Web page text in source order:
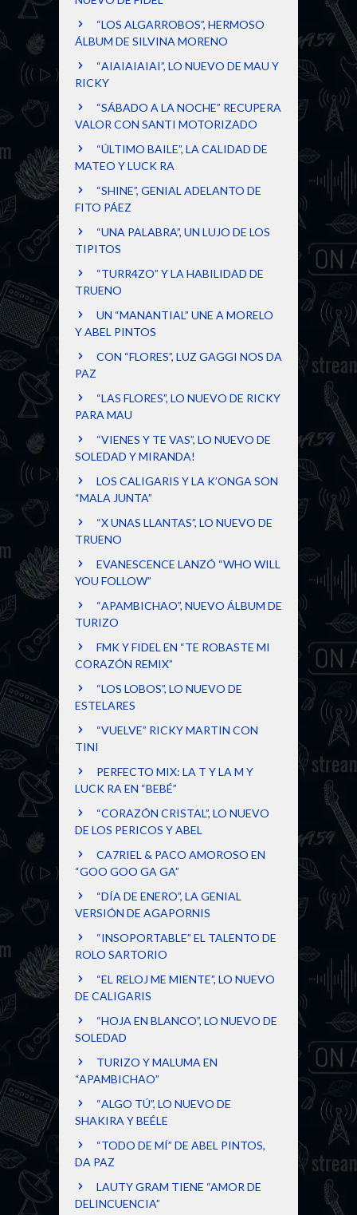
“LOS ALGARROBOS”, HERMOSO
ÁLBUM DE SILVINA MORENO
“AIAIAIAIAI”, LO NUEVO DE MAU Y
RICKY
“SÁBADO A LA NOCHE” RECUPERA
VALOR CON SANTI MOTORIZADO
“ÚLTIMO BAILE”, LA CALIDAD DE
MATEO Y LUCK RA
“SHINE”, GENIAL ADELANTO DE
FITO PÁEZ
“UNA PALABRA”, UN LUJO DE LOS
TIPITOS
“TURR4ZO” Y LA HABILIDAD DE
TRUENO
UN “MANANTIAL” UNE A MORELO
Y ABEL PINTOS
CON “FLORES”, LUZ GAGGI NOS DA
PAZ
“LAS FLORES”, LO NUEVO DE RICKY
PARA MAU
“VIENES Y TE VAS”, LO NUEVO DE
SOLEDAD Y MIRANDA!
LOS CALIGARIS Y LA K’ONGA SON
“MALA JUNTA”
“X UNAS LLANTAS”, LO NUEVO DE
TRUENO
EVANESCENCE LANZÓ “WHO WILL
YOU FOLLOW”
“APAMBICHAO”, NUEVO ÁLBUM DE
TURIZO
FMK Y FIDEL EN “TE ROBASTE MI
CORAZÓN REMIX”
“LOS LOBOS”, LO NUEVO DE
ESTELARES
“VUELVE” RICKY MARTIN CON
TINI
PERFECTO MIX: LA T Y LA M Y
LUCK RA EN “BEBÉ”
“CORAZÓN CRISTAL”, LO NUEVO
DE LOS PERICOS Y ABEL
CA7RIEL & PACO AMOROSO EN
“GOO GOO GA GA”
“DÍA DE ENERO”, LA GENIAL
VERSIÓN DE AGAPORNIS
“INSOPORTABLE” EL TALENTO DE
ROLO SARTORIO
“EL RELOJ ME MIENTE”, LO NUEVO
DE CALIGARIS
“HOJA EN BLANCO”, LO NUEVO DE
SOLEDAD
TURIZO Y MALUMA EN
“APAMBICHAO”
“ALGO TÚ”, LO NUEVO DE
SHAKIRA Y BEÉLE
“TODO DE MÍ” DE ABEL PINTOS,
DA PAZ
LAUTY GRAM TIENE “AMOR DE
DELINCUENCIA”